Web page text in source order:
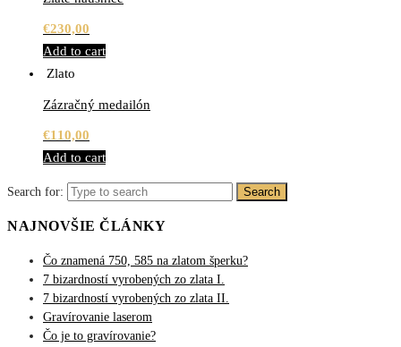
€230,00
Add to cart
Zlato
Zázračný medailón
€110,00
Add to cart
Search for: Search
NAJNOVŠIE ČLÁNKY
Čo znamená 750, 585 na zlatom šperku?
7 bizardností vyrobených zo zlata I.
7 bizardností vyrobených zo zlata II.
Gravírovanie laserom
Čo je to gravírovanie?